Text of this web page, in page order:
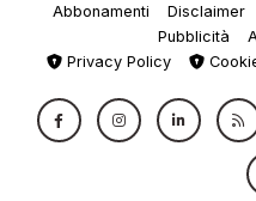
Abbonamenti Disclaimer
Pubblicità
Privacy Policy